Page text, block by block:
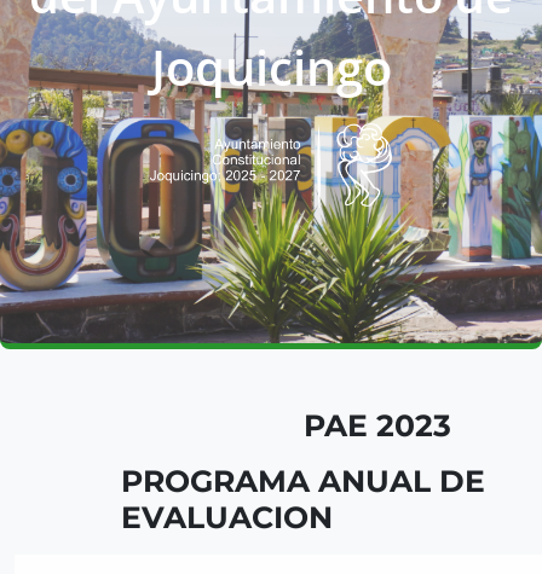
Joquicingo
PAE 2023
PROGRAMA ANUAL DE
EVALUACION